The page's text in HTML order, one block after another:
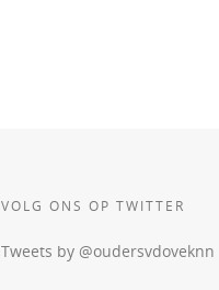
VOLG ONS OP TWITTER
Tweets by @oudersvdoveknn